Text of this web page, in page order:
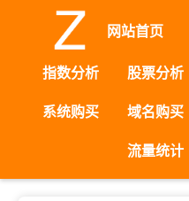
网站首页
指数分析 股票分析
系统购买
域名购买
流量统计